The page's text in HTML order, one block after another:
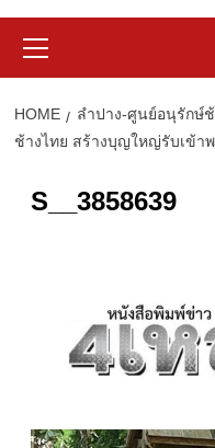
Menu
HOME
ลำปาง-ศูนย์อนุรักษ์
ช้างไทย สร้างบุญใหญ่รับเข้า
S__3858639